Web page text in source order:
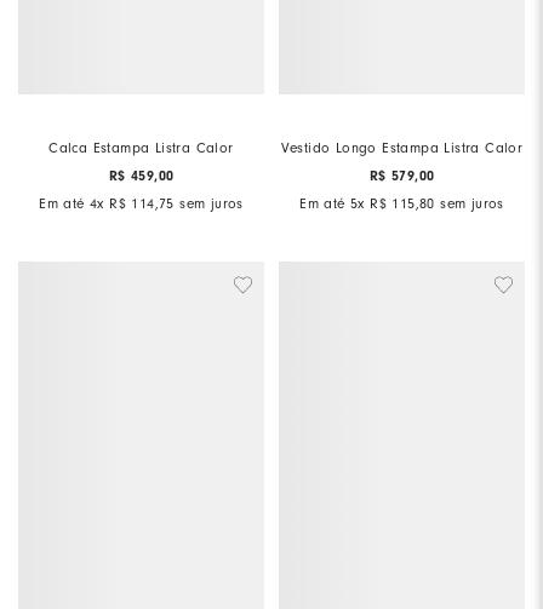
Calca Estampa Listra Calor
R$ 459,00
Em até 4x R$ 114 75 sem juros
Vestido Longo Estampa Listra Calor
R$ 579,00
Em até 5x R$ 115 ,80 sem juros